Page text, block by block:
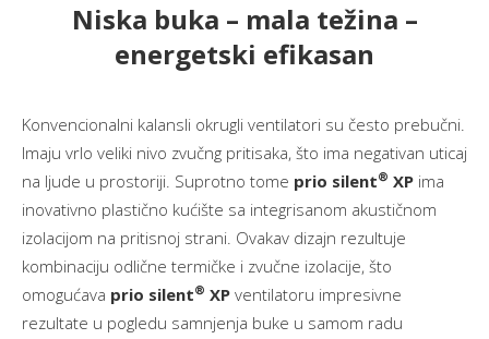
Niska buka – mala težina –
energetski efikasan
Konvencionalni kalansli okrugli ventilatori su često prebučni.
Imaju vrlo veliki nivo zvučng pritisaka, što ima negativan uticaj
na ljude u prostoriji. Suprotno tome prio silent® XP ima
inovativno plastično kućište sa integrisanom akustičnom
izolacijom na pritisnoj strani. Ovakav dizajn rezultuje
kombinaciju odlične termičke i zvučne izolacije, što
omogućava prio silent® XP ventilatoru impresivne
rezultate u pogledu samnjenja buke u samom radu